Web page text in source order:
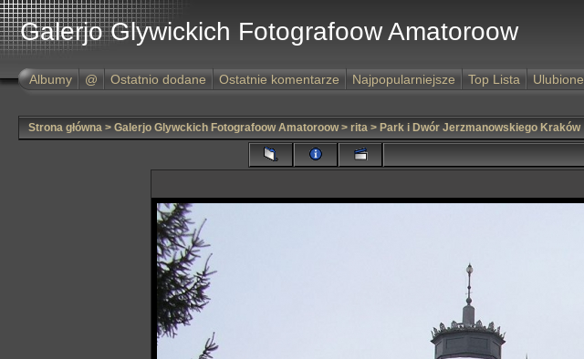
Galerjo Glywickich Fotografoow Amatoroow
Albumy @ Ostatnio dodane Ostatnie komentarze Najpopularniejsze Top Lista Ulubione
Strona główna > Galerjo Glywckich Fotografoow Amatoroow> rita > Park i Dwór Jerzmanowskiego Kraków